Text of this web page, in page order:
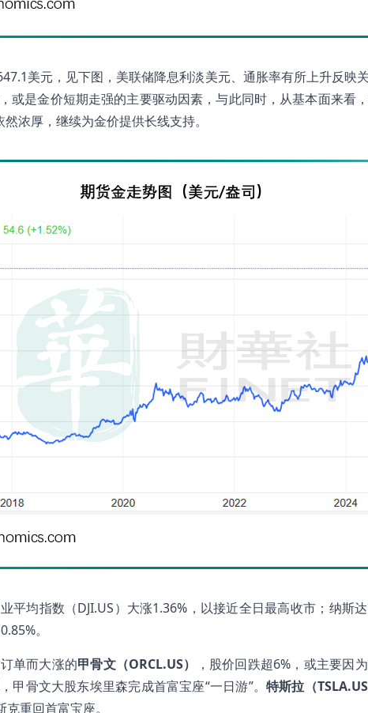
美元，见下图，美联储降息利淡美元、通胀率有所上升反映
或是金价短期走强的主要驱动因素，与此同时，从基本面来看
浓厚，继续为金价提供长线支持。
平均指数（DJI.US）大涨1.36%，以接近全日最高收市；纳斯
。
单而大涨的甲骨文（ORCL.US）
，股价回跌超6%，或主要因
甲骨文大股东埃里森完成首富宝座“一日游”。 特斯拉（TSLA.US
重回首富宝座。